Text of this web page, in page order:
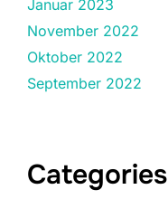
Januar 2023
November 2022
Oktober 2022
September 2022
Categories